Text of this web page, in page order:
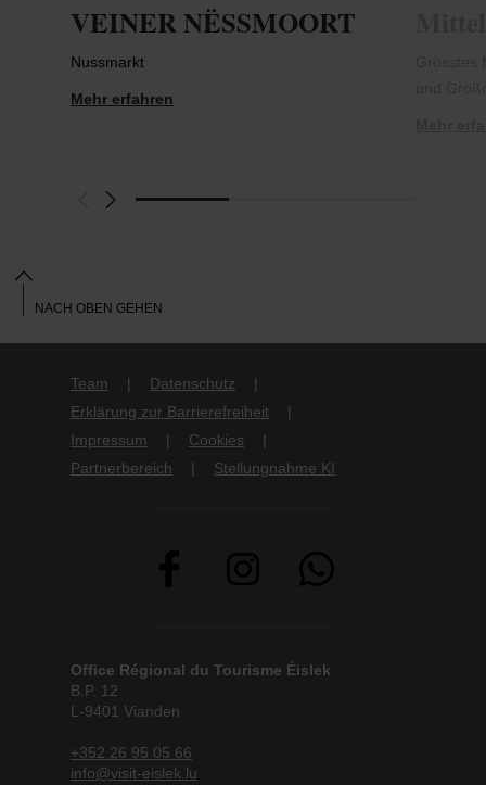
VEINER NËSSMOORT
Nussmarkt
Mehr erfahren
Team
Datenschutz
Erklärung zur Barrierefreiheit
Impressum
Cookies
Partnerbereich
Stellungnahme KI
Office Régional du Tourisme Éislek
B.P. 12
L-9401 Vianden
+352 26 95 05 66
info@visit-eislek.lu
NACH OBEN GEHEN